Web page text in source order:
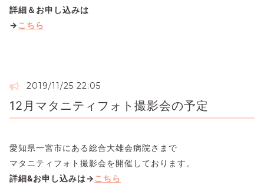
詳細＆お申し込みは
→こちら
2019/11/25 22:05
12月マタニティフォト撮影会の予定
愛知県一宮市にある総合大雄会病院さまで
マタニティフォト撮影会を開催しております。
詳細&お申し込みは→こちら